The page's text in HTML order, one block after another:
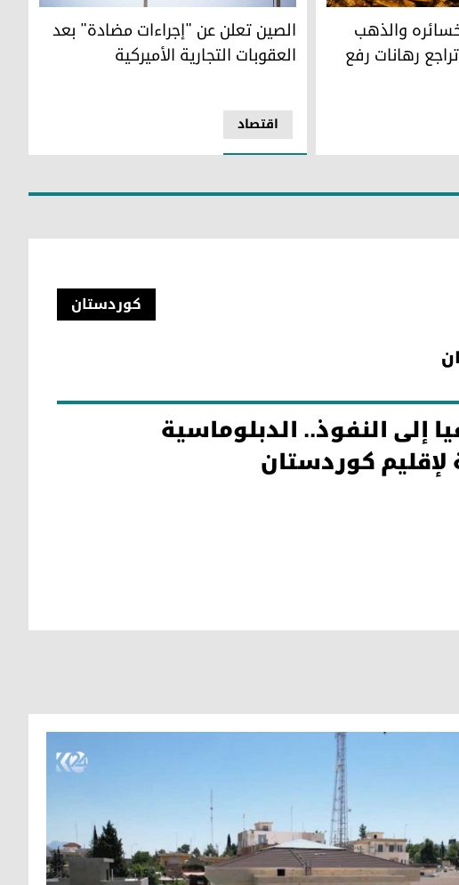
والشمام
والذهب يواصل صعوده مع تراجع رهانات رفع الفائدة
والذهب
رهانات رفع
الصين تعلن عن "إجراءات مضادة" بعد العقوبات
اقتصاد
الصين تعلن عن "إجراءات مضادة" بعد
العقوبات التجارية الأميركية
کوردستان
إلى النفوذ.. الدبلوماسية
لإقليم كوردستان